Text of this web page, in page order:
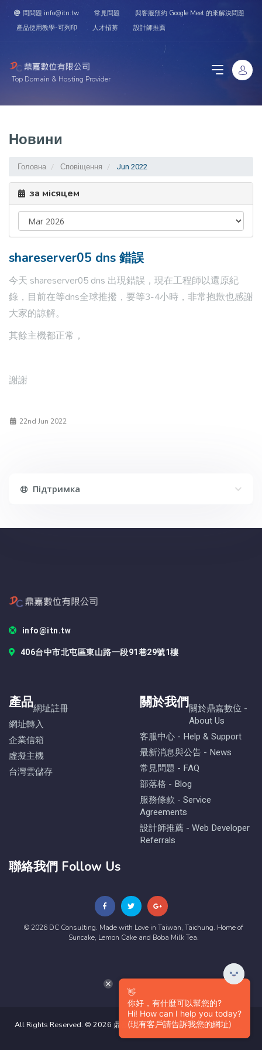
問問題 info@itn.tw 常見問題
與客服預約 Google Meet 的來解決問題
產品使用教學-可列印
人才招募 設計師推薦
Top Domain & Hosting Provider
Новини
Головна Сповіщення Jun 2022
за місяцем
shareserver05 dns 錯誤
今天 shareserver05 dns 出現錯誤，現在工程師以還原紀
錄，目前在等dns全球推撥，要等3-4小時，非常抱歉也感謝
大家的諒解。
其餘主機都正常，
謝謝
22nd Jun 2022
Підтримка
info@itn.tw
406台中市北屯區東山路一段91巷29號1樓
產品網址註冊
網址轉入
企業信箱
虛擬主機
台灣雲儲存
關於我們關於鼎嘉數位 -
About Us
客服中心 - Help & Support
最新消息與公告 - News
常見問題 - FAQ
部落格 - Blog
服務條款 - Service
Agreements
設計師推薦 - Web Developer
Referrals
聯絡我們 Follow Us
© 2026 DC Consulting. Made with Love in Taiwan, Taichung. Home of
Suncake, Lemon Cake and Boba Milk Tea.
All Rights Reserved. © 2026 鼎嘉數位有限公司版權所有
👋
你好，有什麼可以幫您的?
Hi! How can I help you today?
(現有客戶請告訴我您的網址)